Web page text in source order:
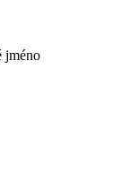
jméno